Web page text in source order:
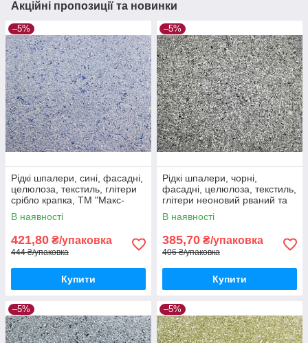
Акційні пропозиції та новинки
–5%
Рідкі шпалери, сині, фасадні,
целюлоза, текстиль, глітери
срібло крапка, ТМ "Макс-
Колор", Тип Ф/1
В наявності
421,80 ₴/упаковка
444 ₴/упаковка
Купити
–5%
Рідкі шпалери, чорні,
фасадні, целюлоза, текстиль,
глітери неоновий рваний та
срібло крапка, ТМ "Макс-
Колор", Тип Ф/2
В наявності
385,70 ₴/упаковка
406 ₴/упаковка
Купити
–5% –5%